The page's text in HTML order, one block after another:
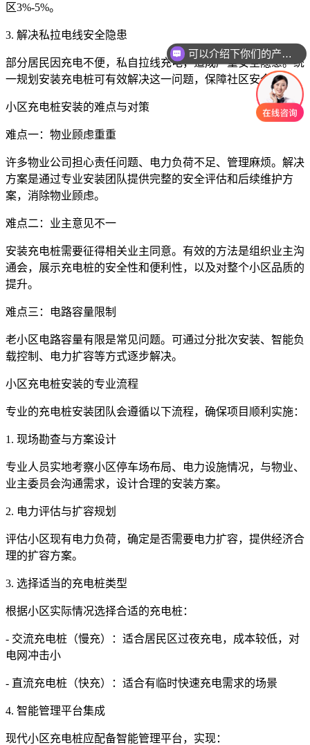
区3%-5%。
3. 解决私拉电线安全隐患
部分居民因充电不便，私自拉线充电，造成严重安全隐患。统
一规划安装充电桩可有效解决这一问题，保障社区安全。
小区充电桩安装的难点与对策
难点一：物业顾虑重重
许多物业公司担心责任问题、电力负荷不足、管理麻烦。解决
方案是通过专业安装团队提供完整的安全评估和后续维护方
案，消除物业顾虑。
难点二：业主意见不一
安装充电桩需要征得相关业主同意。有效的方法是组织业主沟
通会，展示充电桩的安全性和便利性，以及对整个小区品质的
提升。
难点三：电路容量限制
老小区电路容量有限是常见问题。可通过分批次安装、智能负
载控制、电力扩容等方式逐步解决。
小区充电桩安装的专业流程
专业的充电桩安装团队会遵循以下流程，确保项目顺利实施：
1. 现场勘查与方案设计
专业人员实地考察小区停车场布局、电力设施情况，与物业、
业主委员会沟通需求，设计合理的安装方案。
2. 电力评估与扩容规划
评估小区现有电力负荷，确定是否需要电力扩容，提供经济合
理的扩容方案。
3. 选择适当的充电桩类型
根据小区实际情况选择合适的充电桩：
- 交流充电桩（慢充）：适合居民区过夜充电，成本较低，对
电网冲击小
- 直流充电桩（快充）：适合有临时快速充电需求的场景
4. 智能管理平台集成
现代小区充电桩应配备智能管理平台，实现：
你们是怎么收费的呢